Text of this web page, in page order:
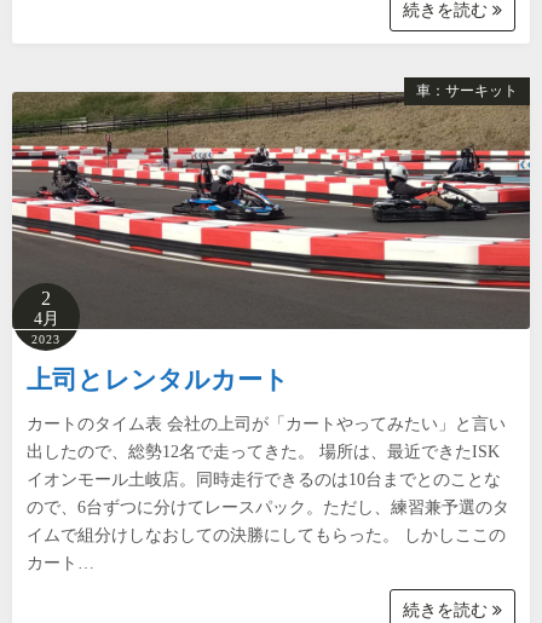
続きを読む
車：サーキット
2
4月
2023
上司とレンタルカート
カートのタイム表 会社の上司が「カートやってみたい」と言い
出したので、総勢12名で走ってきた。 場所は、最近できたISK
イオンモール土岐店。同時走行できるのは10台までとのことな
ので、6台ずつに分けてレースパック。ただし、練習兼予選のタ
イムで組分けしなおしての決勝にしてもらった。 しかしここの
カート…
続きを読む